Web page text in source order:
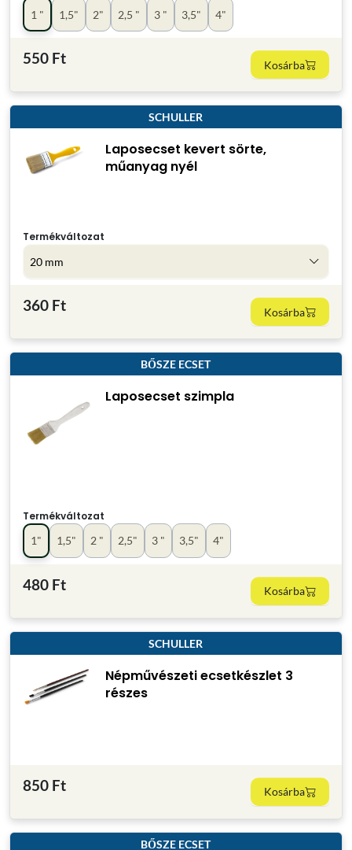
1 " 1,5" 2" 2,5 " 3 " 3,5" 4"
550 Ft Kosárba
SCHULLER
Laposecset kevert sörte,
műanyag nyél
Termékváltozat
20 mm
360 Ft Kosárba
BŐSZE ECSET
Laposecset szimpla
Termékváltozat
1"
1,5" 2 " 2,5" 3 " 3,5" 4"
480 Ft Kosárba
SCHULLER
Népművészeti ecsetkészlet 3
részes
850 Ft Kosárba
BŐSZE ECSET